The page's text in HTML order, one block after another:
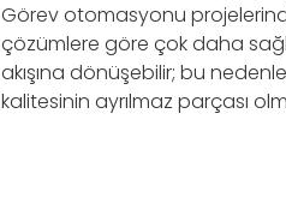
Görev otomasyonu
çözümlere göre çok daha
akışına dönüşebilir; bu
kalitesinin ayrılmaz parçası